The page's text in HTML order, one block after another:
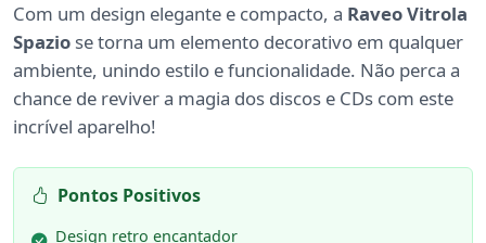
Com um design elegante e compacto, a Raveo Vitrola
Spazio se torna um elemento decorativo em qualquer
ambiente, unindo estilo e funcionalidade. Não perca a
chance de reviver a magia dos discos e CDs com este
incrível aparelho!
Pontos Positivos
Design retro encantador